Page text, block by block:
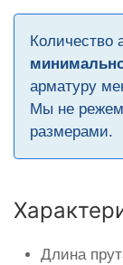
Количество
арматуру
Мы не
размерами.
Длина